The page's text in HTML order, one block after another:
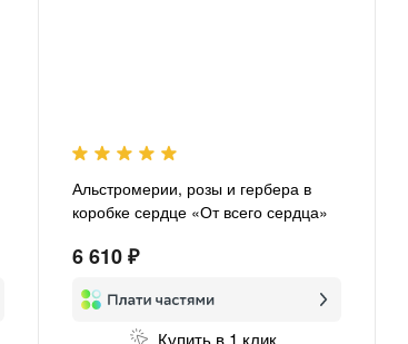
Альстромерии, розы и гербера в
коробке сердце «От всего сердца»
6 610 ₽
Купить в 1 клик